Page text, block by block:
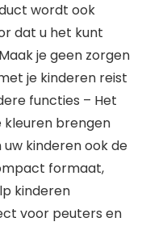
wordt ook
dat u het kunt
je geen zorgen
je kinderen reist
functies – Het
brengen
kinderen ook de
formaat,
kinderen
voor peuters en